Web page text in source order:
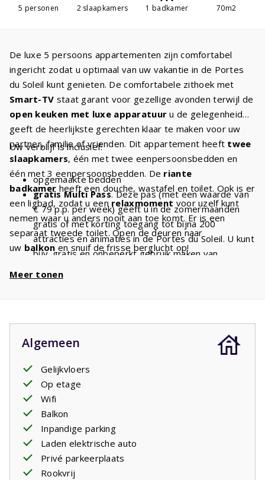
5 personen 2 slaapkamers 1 badkamer 70m2
De luxe 5 persoons appartementen zijn comfortabel
ingericht zodat u optimaal van uw vakantie in de Portes
du Soleil kunt genieten. De comfortabele zithoek met
Smart-TV staat garant voor gezellige avonden terwijl de
open keuken met luxe apparatuur u de gelegenheid
geeft de heerlijkste gerechten klaar te maken voor uw
partner, familie of vrienden. Dit appartement heeft twee
slaapkamers, één met twee eenpersoonsbedden en
één met 3 eenpersoonsbedden. De riante
badkamer heeft een douche, wastafel en toilet. Ook is er
een ligbad, zodat u een relaxmoment voor uzelf kunt
nemen waar u anders nooit aan toe komt. Er is een
separaat tweede toilet. Open de deuren naar
uw balkon en snuif de frisse berglucht op!
comfort iets groter is en op de begane grond is
Uw verblijf is inclusief:
opgemaakte bedden
gratis Multi Pass. Deze pas (met een waarde van
€ 79 p.p. per week) geeft u in de zomermaanden
gratis of met korting toegang tot bijna 200
attracties en animaties in de Portes du Soleil. U kunt
bijv. gratis en onbeperkt gebruik maken van
Meer tonen
Algemeen
Gelijkvloers
Op etage
Wifi
Balkon
Inpandige parking
Laden elektrische auto
Privé parkeerplaats
Rookvrij